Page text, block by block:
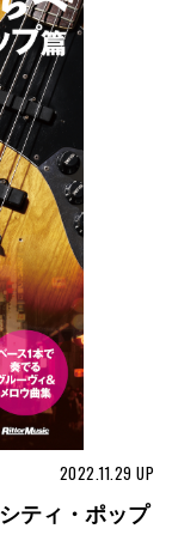
2022.11.29 UP
ティ・ポップ